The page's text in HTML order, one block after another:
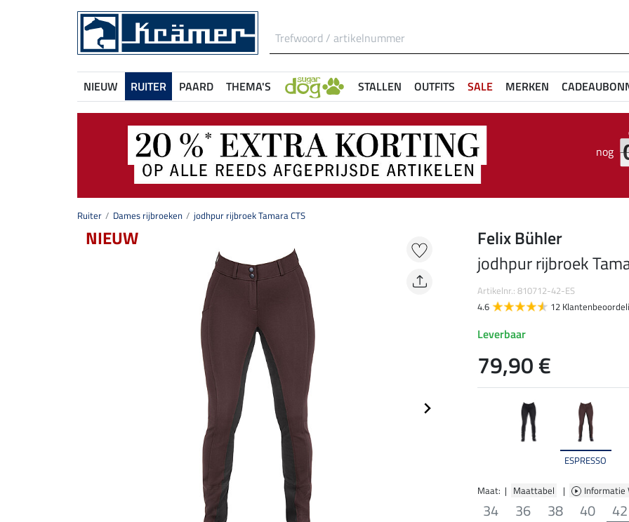
NIEUW RUITER PAARD THEMA'S STALLEN OUTFITS SALE MERKEN
nog
Ruiter Dames rijbroeken jodhpur rijbroek Tamara CTS
NIEUW
ESPRESSO
Maat: | Maattabel | Informatie
34 36 38 40 42
Felix Bühler
jodhpur rijbroek
Artikelnr.: 810712-42-ES
4.6
12
Leverbaar
79,90 €